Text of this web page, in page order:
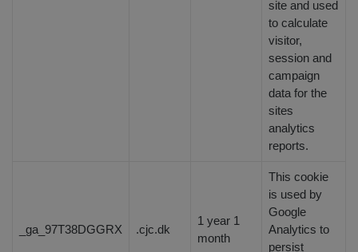
site and used
to calculate
visitor,
session and
campaign
data for the
sites
analytics
reports.
_ga_97T38DGGRX .cjc.dk
1 year 1
month
This cookie
is used by
Google
Analytics to
persist